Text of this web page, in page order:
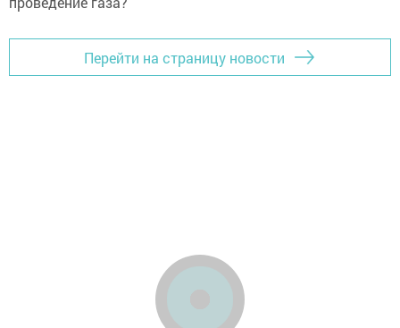
Перейти на страницу новости